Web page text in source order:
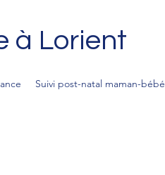
à Lorient
Suivi post-natal maman-bébé